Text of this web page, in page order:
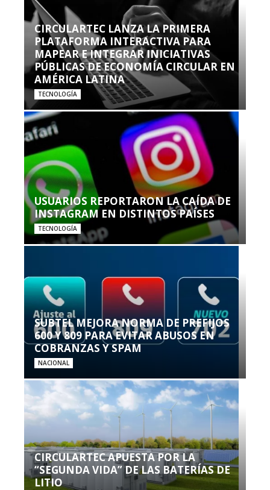
CIRCULARTEC LANZA LA PRIMERA
PLATAFORMA INTERACTIVA PARA
MAPEAR E INTEGRAR INICIATIVAS
PÚBLICAS DE ECONOMÍA CIRCULAR EN
AMÉRICA LATINA
TECNOLOGÍA
USUARIOS REPORTARON LA CAÍDA DE
INSTAGRAM EN DISTINTOS PAÍSES
TECNOLOGÍA
SUBTEL MEJORA NORMA DE PREFIJOS
600 Y 809 PARA EVITAR ABUSOS EN
COBRANZAS Y SPAM
NACIONAL
CIRCULARTEC APUESTA POR LA
“SEGUNDA VIDA” DE LAS BATERÍAS DE
LITIO